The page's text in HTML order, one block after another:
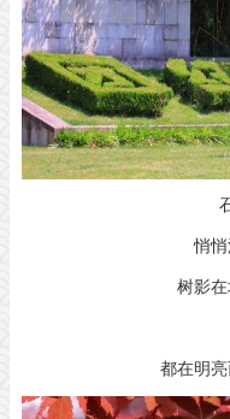
悄
树影
都在明